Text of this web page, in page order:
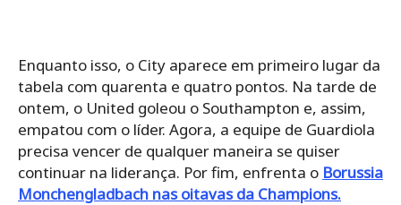
Enquanto isso, o City aparece em primeiro lugar da
tabela com quarenta e quatro pontos. Na tarde de
ontem, o United goleou o Southampton e, assim,
empatou com o líder. Agora, a equipe de Guardiola
precisa vencer de qualquer maneira se quiser
continuar na liderança. Por fim, enfrenta o Borussia
Monchengladbach nas oitavas da Champions.